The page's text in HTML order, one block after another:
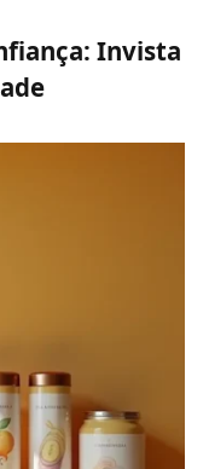
Invista